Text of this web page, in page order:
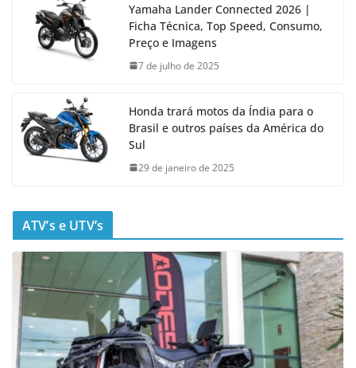
Yamaha Lander Connected 2026 |
Ficha Técnica, Top Speed, Consumo,
Preço e Imagens
7 de julho de 2025
Honda trará motos da Índia para o
Brasil e outros países da América do
Sul
29 de janeiro de 2025
ATV’s e UTV’s